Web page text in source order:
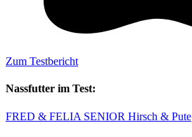
Zum Testbericht
Nassfutter im Test:
FRED & FELIA SENIOR Hirsch & Pute